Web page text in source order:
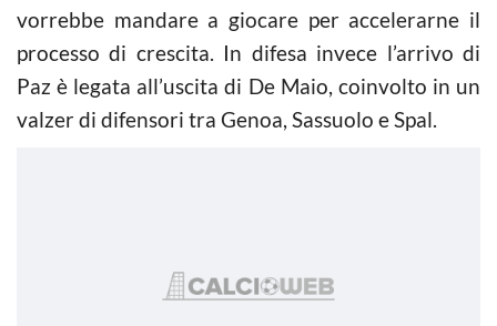
vorrebbe mandare a giocare per accelerarne il
processo di crescita. In difesa invece l’arrivo di
Paz è legata all’uscita di De Maio, coinvolto in un
valzer di difensori tra Genoa, Sassuolo e Spal.